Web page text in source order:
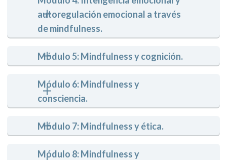
autoregulación emocional a través
de mindfulness.
Módulo 5: Mindfulness y cognición.
Módulo 6: Mindfulness y
consciencia.
Módulo 7: Mindfulness y ética.
Módulo 8: Mindfulness y